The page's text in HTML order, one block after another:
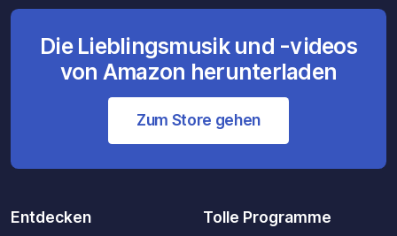
Die Lieblingsmusik und -videos
von Amazon herunterladen
Zum Store gehen
Entdecken Tolle Programme